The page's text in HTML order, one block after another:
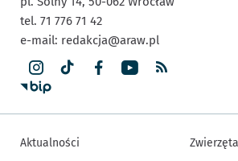
tel. 71 776 71 42
e-mail: redakcja@araw.pl
Aktualności
Zwierzęta